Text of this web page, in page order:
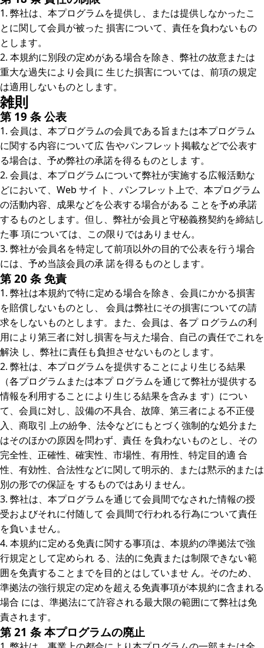
1. 弊社は、本プログラムを提供し、または提供しなかったこ
とに関して会員が被った 損害について、責任を負わないもの
とします。
2. 本規約に別段の定めがある場合を除き、弊社の故意または
重大な過失により会員に 生じた損害については、前項の規定
は適用しないものとします。
雑則
第 19 条 公表
1. 会員は、本プログラムの会員である旨または本プログラム
に関する内容について広 告やパンフレット掲載などで公表す
る場合は、予め弊社の承諾を得るものとしま す。
2. 会員は、本プログラムについて弊社が実施する広報活動な
どにおいて、Web サイ ト、パンフレット上で、本プログラム
の活動内容、成果などを公表する場合がある ことを予め承諾
するものとします。但し、弊社が会員と守秘義務契約を締結し
た事 項については、この限りではありません。
3. 弊社が会員名を特定して前項以外の目的で公表を行う場合
には、予め当該会員の承 諾を得るものとします。
第 20 条 免責
1. 弊社は本規約で特に定める場合を除き、会員にかかる損害
を賠償しないものとし、 会員は弊社にその損害についての請
求をしないものとします。また、会員は、各プ ログラムの利
用により第三者に対し損害を与えた場合、自己の責任でこれを
解決 し、弊社に責任も負担させないものとします。
2. 弊社は、本プログラムを提供することにより生じる結果
（各プログラムまたは本プ ログラムを通じて弊社が提供する
情報を利用することにより生じる結果を含みま す）につい
て、会員に対し、設備の不具合、故障、第三者による不正侵
入、商取引 上の紛争、法令などにもとづく強制的な処分また
はそのほかの原因を問わず、責任 を負わないものとし、その
完全性、正確性、確実性、市場性、有用性、特定目的適 合
性、有効性、合法性などに関して明示的、または黙示的または
別の形での保証を するものではありません。
3. 弊社は、本プログラムを通じて会員間でなされた情報の授
受およびそれに付随して 会員間で行われる行為について責任
を負いません。
4. 本規約に定める免責に関する事項は、本規約の準拠法で強
行規定として定められ る、法的に免責または制限できない範
囲を免責することまでを目的とはしていませ ん。そのため、
準拠法の強行規定の定めを超える免責事項が本規約に含まれる
場合 には、準拠法にて許容される最大限の範囲にて弊社は免
責されます。
第 21 条 本プログラムの廃止